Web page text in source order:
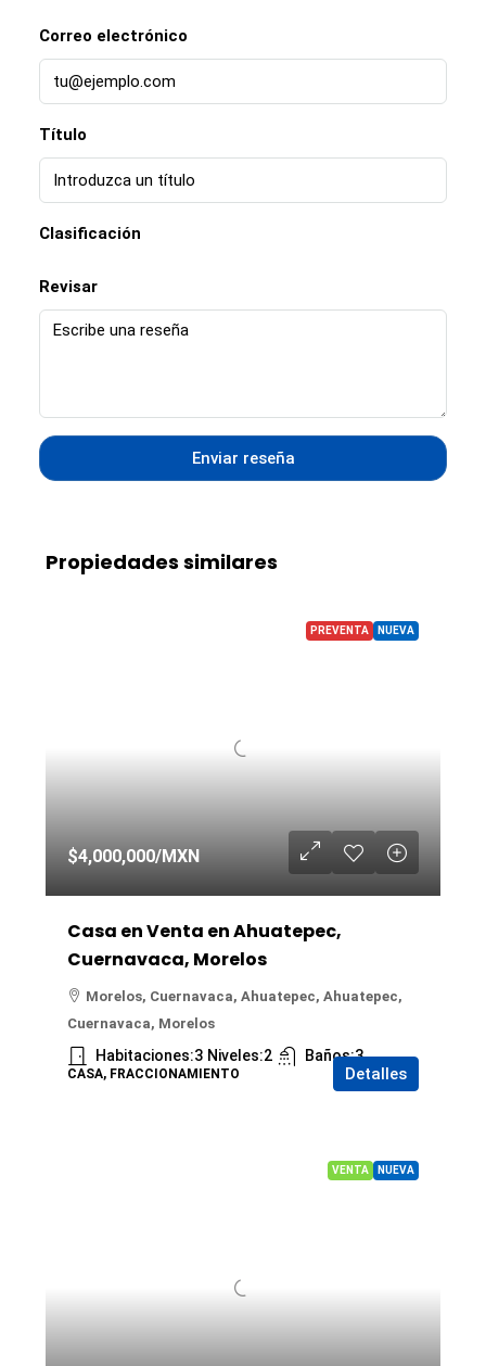
Correo electrónico
Título
Clasificación
Revisar
Enviar reseña
Propiedades similares
PREVENTA NUEVA
$4,000,000/MXN
Casa en Venta en Ahuatepec,
Cuernavaca, Morelos
Morelos, Cuernavaca, Ahuatepec, Ahuatepec,
Cuernavaca, Morelos
Habitaciones:3 Niveles:2 Baños:3
CASA, FRACCIONAMIENTO Detalles
VENTA NUEVA